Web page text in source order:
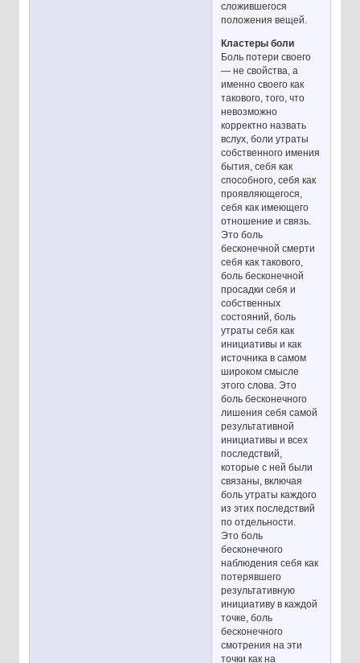
сложившегося
положения вещей.
Кластеры боли
Боль потери своего
— не свойства, а
именно своего как
такового, того, что
невозможно
корректно назвать
вслух, боли утраты
собственного имения
бытия, себя как
способного, себя как
проявляющегося,
себя как имеющего
отношение и связь.
Это боль
бесконечной смерти
себя как такового,
боль бесконечной
просадки себя и
собственных
состояний, боль
утраты себя как
инициативы и как
источника в самом
широком смысле
этого слова. Это
боль бесконечного
лишения себя самой
результативной
инициативы и всех
последствий,
которые с ней были
связаны, включая
боль утраты каждого
из этих последствий
по отдельности.
Это боль
бесконечного
наблюдения себя как
потерявшего
результативную
инициативу в каждой
точке, боль
бесконечного
смотрения на эти
точки как на